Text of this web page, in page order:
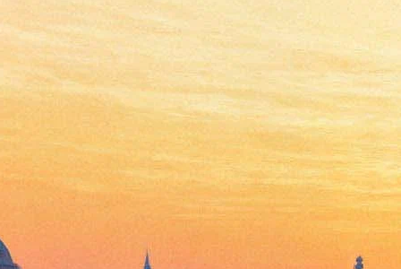
Русский музей не будет
продавать онлайн-билеты на
выставку Айвазовского
Версия для печати